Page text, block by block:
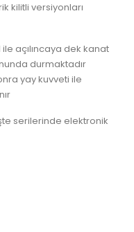
kilitli versiyonları
açılıncaya dek kanat
durmaktadır
yay kuvveti ile
serilerinde elektronik